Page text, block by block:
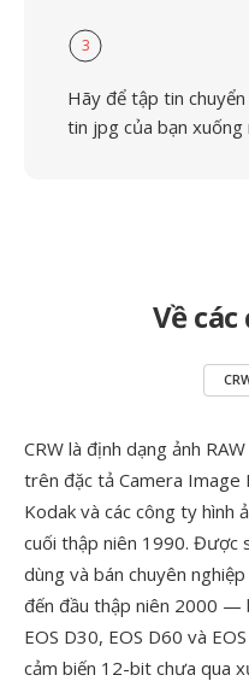
3
Hãy để tập tin
tin jpg của bạn xuống
Về
CRW là định dạng ảnh
trên đặc tả Camera Image
Kodak và các công ty hình
cuối thập niên 1990. Được
dùng và bán chuyên
đến đầu thập niên 2000 —
EOS D30, EOS D60 và
cảm biến 12-bit chưa qua